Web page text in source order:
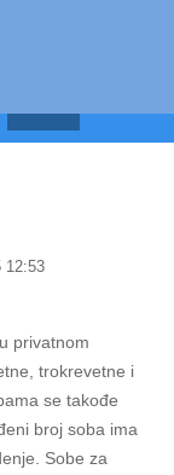
12:53
privatnom
trokrevetne i
se takođe
broj soba ima
Sobe za